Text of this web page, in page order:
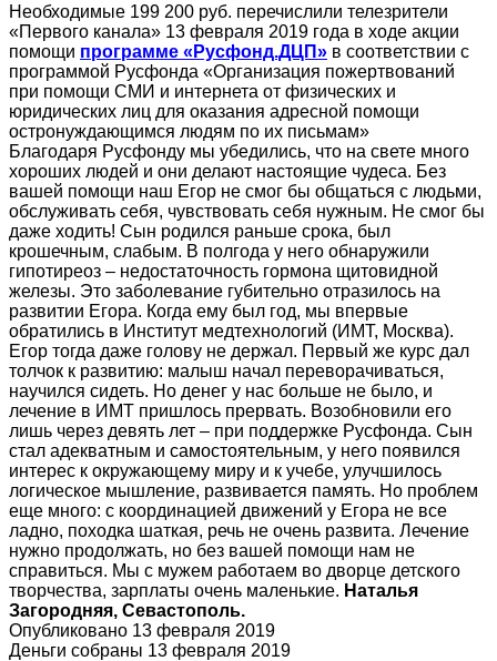
Необходимые 199 200 руб. перечислили телезрители
«Первого канала» 13 февраля 2019 года в ходе акции
помощи программе «Русфонд.ДЦП» в соответствии с
программой Русфонда «Организация пожертвований
при помощи СМИ и интернета от физических и
юридических лиц для оказания адресной помощи
остронуждающимся людям по их письмам»
Благодаря Русфонду мы убедились, что на свете много
хороших людей и они делают настоящие чудеса. Без
вашей помощи наш Егор не смог бы общаться с людьми,
обслуживать себя, чувствовать себя нужным. Не смог бы
даже ходить! Сын родился раньше срока, был
крошечным, слабым. В полгода у него обнаружили
гипотиреоз – недостаточность гормона щитовидной
железы. Это заболевание губительно отразилось на
развитии Егора. Когда ему был год, мы впервые
обратились в Институт медтехнологий (ИМТ, Москва).
Егор тогда даже голову не держал. Первый же курс дал
толчок к развитию: малыш начал переворачиваться,
научился сидеть. Но денег у нас больше не было, и
лечение в ИМТ пришлось прервать. Возобновили его
лишь через девять лет – при поддержке Русфонда. Сын
стал адекватным и самостоятельным, у него появился
интерес к окружающему миру и к учебе, улучшилось
логическое мышление, развивается память. Но проблем
еще много: с координацией движений у Егора не все
ладно, походка шаткая, речь не очень развита. Лечение
нужно продолжать, но без вашей помощи нам не
справиться. Мы с мужем работаем во дворце детского
творчества, зарплаты очень маленькие. Наталья
Загородняя, Севастополь.
Опубликовано 13 февраля 2019
Деньги собраны 13 февраля 2019